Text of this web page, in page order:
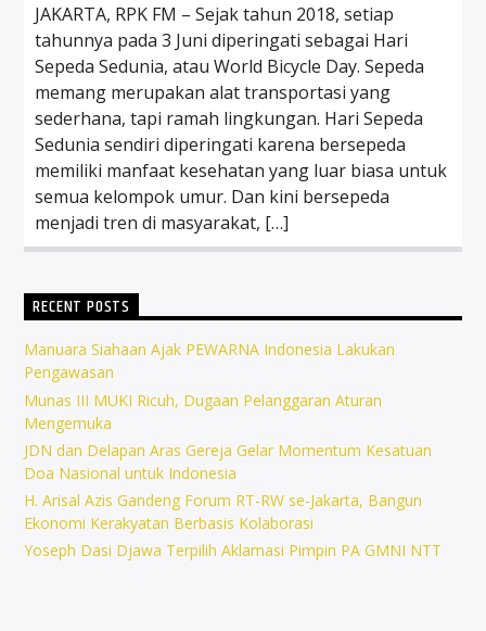
JAKARTA, RPK FM – Sejak tahun 2018, setiap
tahunnya pada 3 Juni diperingati sebagai Hari
Sepeda Sedunia, atau World Bicycle Day. Sepeda
memang merupakan alat transportasi yang
sederhana, tapi ramah lingkungan. Hari Sepeda
Sedunia sendiri diperingati karena bersepeda
memiliki manfaat kesehatan yang luar biasa untuk
semua kelompok umur. Dan kini bersepeda
menjadi tren di masyarakat, […]
RECENT POSTS
Manuara Siahaan Ajak PEWARNA Indonesia Lakukan
Pengawasan
Munas III MUKI Ricuh, Dugaan Pelanggaran Aturan
Mengemuka
JDN dan Delapan Aras Gereja Gelar Momentum Kesatuan
Doa Nasional untuk Indonesia
H. Arisal Azis Gandeng Forum RT-RW se-Jakarta, Bangun
Ekonomi Kerakyatan Berbasis Kolaborasi
Yoseph Dasi Djawa Terpilih Aklamasi Pimpin PA GMNI NTT